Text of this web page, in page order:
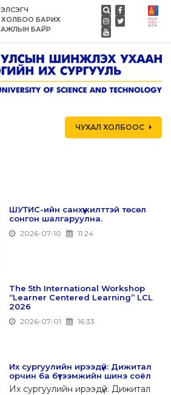
ЭЛСЭГЧ
ХОЛБОО БАРИХ
АЖЛЫН БАЙР
ЧУХАЛ ХОЛБООС
ШУТИС-ийн санхүүжилттэй төсөл
сонгон шалгаруулна.
2026-07-10 11:24
The 5th International Workshop
“Learner Centered Learning” LCL
2026
2026-07-01 16:33
Их сургуулийн ирээдүй: Дижитал
орчин ба бүтээмжийн шинэ соёл
Их сургуулийн ирээдүй: Дижитал